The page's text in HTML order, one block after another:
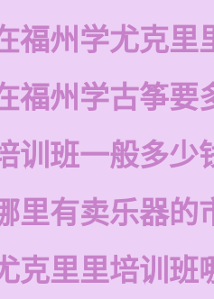
福州学尤克里
福州学古筝要
训班一般多少
里有卖乐器的
克里里培训班